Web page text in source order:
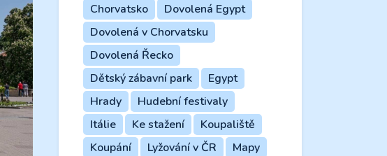
Chorvatsko
Dovolená Egypt
Dovolená v Chorvatsku
Dovolená Řecko
Dětský zábavní park
Egypt
Hrady
Hudební festivaly
Itálie
Ke stažení
Koupaliště
Koupání
Lyžování v ČR
Mapy